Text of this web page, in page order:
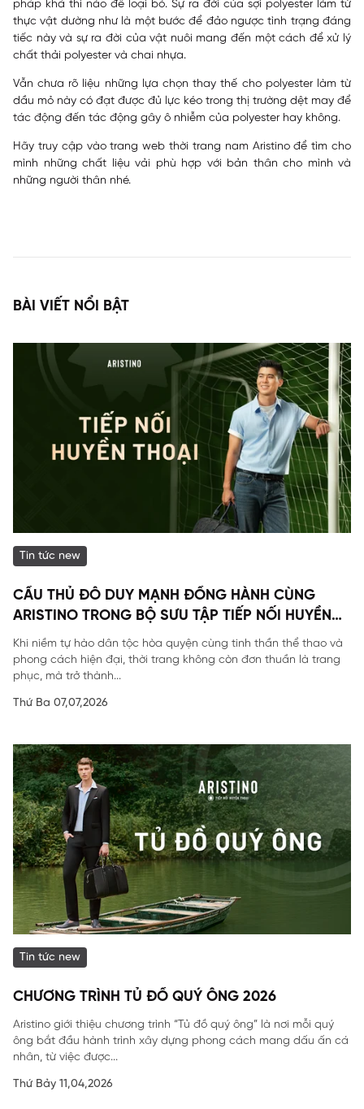
pháp khả thi nào để loại bỏ. Sự ra đời của sợi polyester làm từ
thực vật dường như là một bước để đảo ngược tình trạng đáng
tiếc này và sự ra đời của vật nuôi mang đến một cách để xử lý
chất thải polyester và chai nhựa.
Vẫn chưa rõ liệu những lựa chọn thay thế cho polyester làm từ
dầu mỏ này có đạt được đủ lực kéo trong thị trường dệt may để
tác động đến tác động gây ô nhiễm của polyester hay không.
Hãy truy cập vào trang web thời trang nam Aristinođể tìm cho
mình những chất liệu vải phù hợp với bản thân cho mình và
những người thân nhé.
BÀI VIẾT NỔI BẬT
Tin tức new
CẦU THỦ ĐỖ DUY MẠNH ĐỒNG HÀNH CÙNG
ARISTINO TRONG BỘ SƯU TẬP TIẾP NỐI HUYỀN
THOẠI
Khi niềm tự hào dân tộc hòa quyện cùng tinh thần thể thao và
phong cách hiện đại, thời trang không còn đơn thuần là trang
phục, mà trở thành...
Thứ Ba 07,07,2026
Tin tức new
CHƯƠNG TRÌNH TỦ ĐỒ QUÝ ÔNG 2026
Aristino giới thiệu chương trình “Tủ đồ quý ông” là nơi mỗi quý
ông bắt đầu hành trình xây dựng phong cách mang dấu ấn cá
nhân, từ việc được...
Thứ Bảy 11,04,2026